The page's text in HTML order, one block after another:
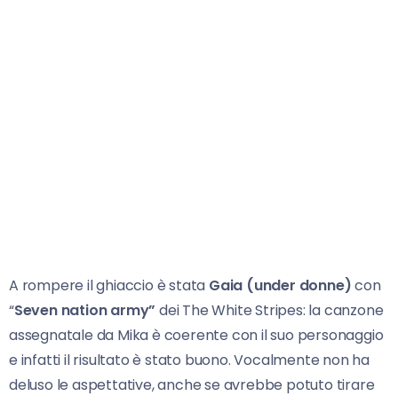
A rompere il ghiaccio è stata Gaia (under donne)con
“Seven nation army” dei The White Stripes: la canzone
assegnatale da Mika è coerente con il suo personaggio
e infatti il risultato è stato buono. Vocalmente non ha
deluso le aspettative, anche se avrebbe potuto tirare